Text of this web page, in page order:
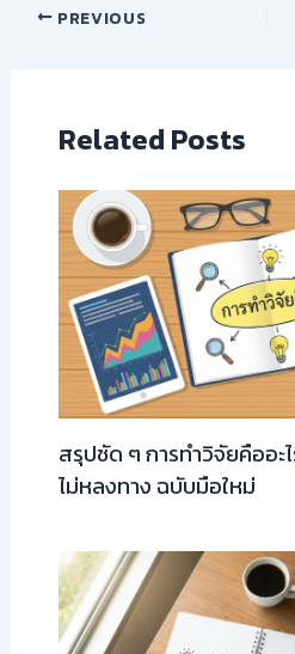
PREVIOUS
Related Posts
สรุปชัด ๆ การทำวิจัยคืออะ
ไม่หลงทาง ฉบับมือใหม่